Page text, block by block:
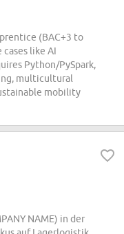
(BAC+3 to
like AI
Python/PySpark,
multicultural
mobility
NAME) in der